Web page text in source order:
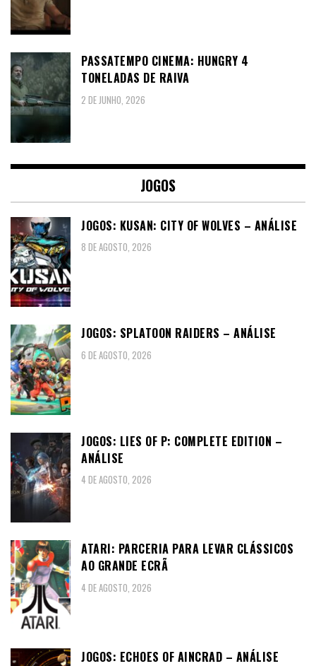
PASSATEMPO CINEMA: HUNGRY 4
TONELADAS DE RAIVA
2 DE JUNHO, 2026
JOGOS
JOGOS: KUSAN: CITY OF WOLVES – ANÁLISE
8 DE AGOSTO, 2026
JOGOS: SPLATOON RAIDERS – ANÁLISE
6 DE AGOSTO, 2026
JOGOS: LIES OF P: COMPLETE EDITION –
ANÁLISE
4 DE AGOSTO, 2026
ATARI: PARCERIA PARA LEVAR CLÁSSICOS
AO GRANDE ECRÃ
4 DE AGOSTO, 2026
JOGOS: ECHOES OF AINCRAD – ANÁLISE